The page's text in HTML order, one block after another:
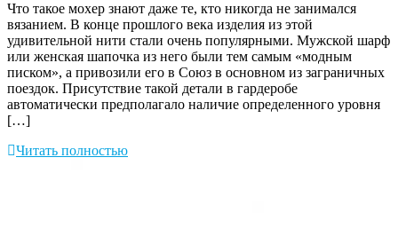
Что такое мохер знают даже те, кто никогда не занимался
вязанием. В конце прошлого века изделия из этой
удивительной нити стали очень популярными. Мужской шарф
или женская шапочка из него были тем самым «модным
писком», а привозили его в Союз в основном из заграничных
поездок. Присутствие такой детали в гардеробе
автоматически предполагало наличие определенного уровня
[…]
Читать полностью